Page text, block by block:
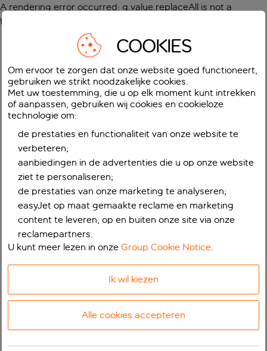
A rendering error occurred: g.value.replaceAll is not a
function
COOKIES
Om ervoor te zorgen dat onze website goed functioneert,
gebruiken we strikt noodzakelijke cookies.
Met uw toestemming, die u op elk moment kunt intrekken
of aanpassen, gebruiken wij cookies en cookieloze
technologie om:
de prestaties en functionaliteit van onze website te
verbeteren;
aanbiedingen in de advertenties die u op onze website
ziet te personaliseren;
de prestaties van onze marketing te analyseren;
easyJet op maat gemaakte reclame en marketing
content te leveren, op en buiten onze site via onze
reclamepartners.
U kunt meer lezen in onzeGroup Cookie Notice.
Ik wil kiezen
Alle cookies accepteren